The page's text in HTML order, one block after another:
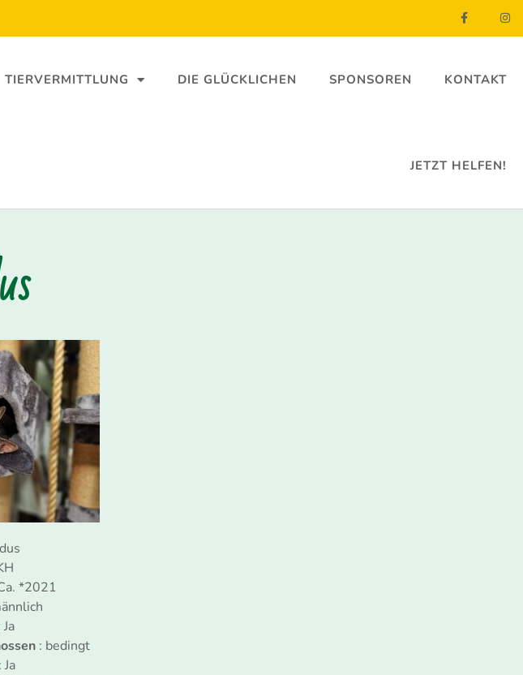
TIERVERMITTLUNG DIE GLÜCKLICHEN SPONSOREN KONTAKT
JETZT HELFEN!
*2021
Ja
: bedingt
: Ja